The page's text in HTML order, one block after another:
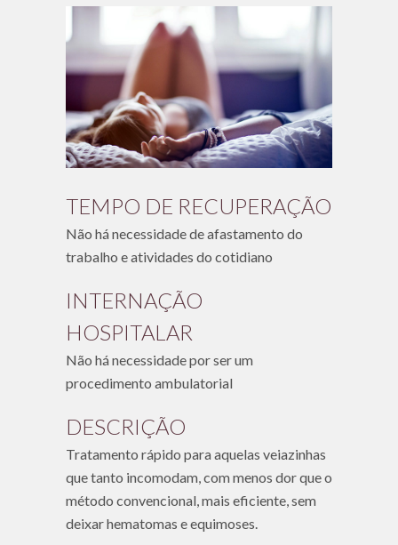
TEMPO DE RECUPERAÇÃO
Não há necessidade de afastamento do
trabalho e atividades do cotidiano
INTERNAÇÃO
HOSPITALAR
Não há necessidade por ser um
procedimento ambulatorial
DESCRIÇÃO
Tratamento rápido para aquelas veiazinhas
que tanto incomodam, com menos dor que o
método convencional, mais eficiente, sem
deixar hematomas e equimoses.